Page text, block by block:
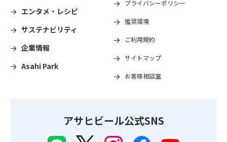
エンタメ・レシピ
サステナビリティ
企業情報
Asahi Park
プライバシーポリシー
推奨環境
ご利用規約
サイトマップ
お客様相談室
アサヒビール公式SNS